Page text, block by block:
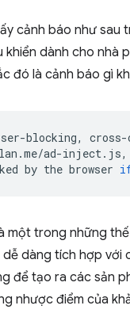
cảnh báo như sau
khiển dành cho nhà
đó là cảnh báo gì
blocking,
ad-inject.js,
by the browser
một trong những
dàng tích hợp với
để tạo ra các sản
nhược điểm của